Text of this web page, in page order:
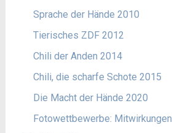
Sprache der Hände 2010
Tierisches ZDF 2012
Chili der Anden 2014
Chili, die scharfe Schote 2015
Die Macht der Hände 2020
Fotowettbewerbe: Mitwirkungen